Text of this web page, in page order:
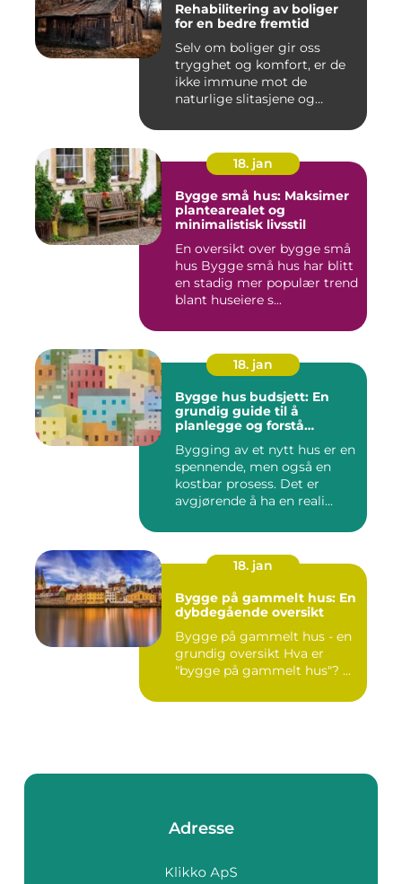
Rehabilitering av boliger
for en bedre fremtid
Selv om boliger gir oss
trygghet og komfort, er de
ikke immune mot de
naturlige slitasjene og
18. jan
Bygge små hus: Maksimer
plantearealet og
minimalistisk livsstil
En oversikt over bygge små
hus Bygge små hus har blitt
en stadig mer populær trend
blant huseiere s...
18. jan
Bygge hus budsjett: En
grundig guide til å
planlegge og forstå
Bygging av et nytt hus er en
spennende, men også en
kostbar prosess. Det er
avgjørende å ha en reali...
18. jan
Bygge på gammelt hus: En
dybdegående oversikt
Bygge på gammelt hus - en
grundig oversikt Hva er
"bygge på gammelt hus"? ...
Adresse